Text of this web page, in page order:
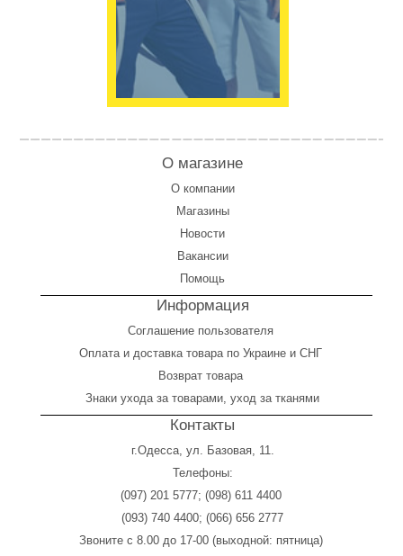
О магазине
О компании
Магазины
Новости
Вакансии
Помощь
Информация
Соглашение пользователя
Оплата и доставка товара по Украине и СНГ
Возврат товара
Знаки ухода за товарами, уход за тканями
Контакты
г.Одесса, ул. Базовая, 11.
Телефоны:
(097) 201 5777; (098) 611 4400
(093) 740 4400; (066) 656 2777
Звоните с 8.00 до 17-00 (выходной: пятница)